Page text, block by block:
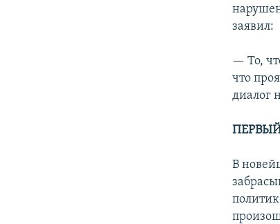
заявил:
— То,
что
диалог
В